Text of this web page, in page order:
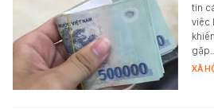
tin
việc
gặp…
XÃ